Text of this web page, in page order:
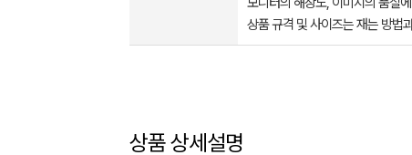
상품 규격 및 사이즈는 재는 방법
상품 상세설명